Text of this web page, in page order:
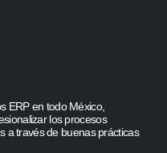
ERP en todo México,
los procesos
a través de buenas prácticas